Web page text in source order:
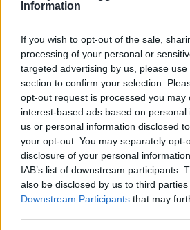
Information
If you wish to opt-out of the sale,
processing of your personal or
targeted advertising by us, please
section to confirm your selection.
opt-out request is processed you may
interest-based ads based on
us or personal information disclosed
your opt-out. You may separately opt-
disclosure of your personal
IAB’s list of downstream participants.
also be disclosed by us to third
Downstream Participants that may
Vad kan man använda istället för
samma?
Tack för inspirationen till att laga
Mvh Elin.
0 Svara
Emma
11 år sedan
Hej!
Tänkte baka dessa men hittade
karamelliserade mjölken med